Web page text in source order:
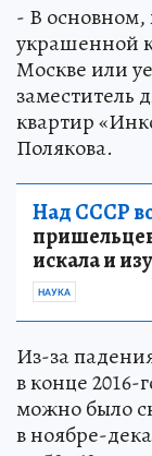
- В основном,
украшенной
Москве или
заместитель
квартир
Полякова.
Над СССР
искала и
НАУКА
Из-за
в конце
можно было
в ноябре-